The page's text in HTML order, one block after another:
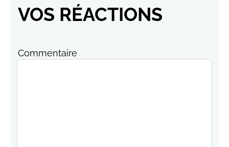
VOS RÉACTIONS
Commentaire